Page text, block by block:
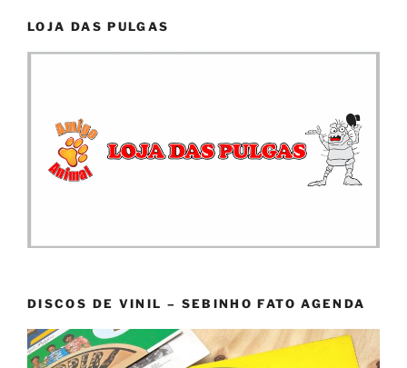
LOJA DAS PULGAS
DISCOS DE VINIL – SEBINHO FATO AGENDA